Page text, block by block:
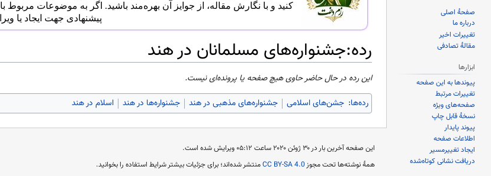
کنید و با نگارش مقاله، از جوایز آن بهره‌مند باشید. اگر به موضوعات
پیشنهادی جهت ایجاد یا
رده:جشنواره‌های مسلمانان در هند
پرش
به
ناوبری
پرش
به
جستجو
این رده در حال حاضر حاوی هیچ صفحه یا پرونده‌ای نیست.
رده‌ها: جشن‌های اسلامی جشنواره‌های مذهبی در هند جشنواره‌ها در هند اسلام در هند
صفحهٔ اصلی
درباره ما
تغییرات اخیر
مقالهٔ تصادفی
ابزارها
پیوندها به این صفحه
تغییرات مرتبط
صفحه‌های ویژه
نسخهٔ قابل چاپ
پیوند پایدار
اطلاعات صفحه
ایجاد تغییرمسیر
دریافت نشانی کوتاه‌شده
این صفحه آخرین بار در ‏۳۰ ژوئن ۲۰۲۰ ساعت ‏۰۵:۱۲ ویرایش شده است.
همهٔ نوشته‌ها تحت مجوز CC BY-SA 4.0منتشر شده‌اند؛ برای جزئیات بیشتر شرایط استفاده را بخوانید.